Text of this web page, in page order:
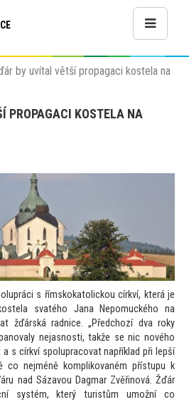
by uvítal větší propagaci kostela na
PROPAGACI KOSTELA NA
s římskokatolickou církví, která je
svatého Jana Nepomuckého na
žďárská radnice. „Předchozí dva roky
nejasnosti, takže se nic nového
s církví spolupracovat například při lepší
co nejméně komplikovaném přístupu k
nad Sázavou Dagmar Zvěřinová. Žďár
systém, který turistům umožní co